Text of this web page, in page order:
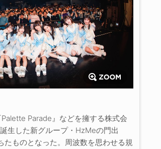
Palette Parade』などを擁する株式会
生した新グループ・HzMeの門出
たものとなった。周波数を思わせる規